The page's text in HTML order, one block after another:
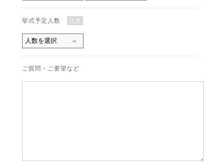
挙式予定人数 任意
ご質問・ご要望など